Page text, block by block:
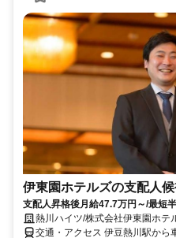
伊東園ホテルズの支配人
支配人昇格後月給47.7万円～/最短
熱川ハイツ/株式会社伊東園ホテ
交通・アクセス 伊豆熱川駅から